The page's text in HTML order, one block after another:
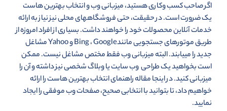
اگر صاحب کسب وکاری هستید، میزبانی وب و انتخاب بهترین هاست
یک ضرورت است. در حقیقت، حتی فروشگاه­های محلی نیز نیاز به ارائه
خدمات آنلاین محصولات خود را خواهند داشت. بسیاری از افراد امروزه از
طریق موتورهای جستجویی مانندBing ، Google و Yahoo مشاغل
جدید را می­یابند. البته میزبانی وب فقط مختص مشاغل نیست. ممکن
است بخواهید یک طراحی وب سایت یا وبلاگ شخصی نیز داشته و آن را
میزبانی کنید. در اینجا مقاله راهنمای انتخاب بهترین هاست را ارائه
خواهیم داد، تا بتوانید با انتخابی صحیح، صفحات وب موفقی را ایجاد
نمایید.